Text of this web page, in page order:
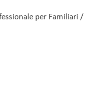
per Familiari /